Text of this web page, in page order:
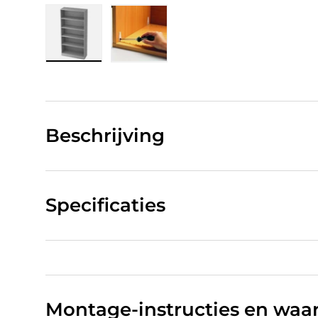
Beschrijving
Specificaties
Montage-instructies en